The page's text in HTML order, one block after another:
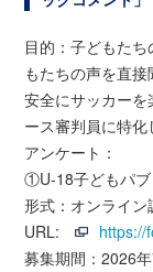
目的：子どもた
もたちの声を直
安全にサッカー
ース審判員に特化
アンケート：
①U-18子どもパブ
形式：オンライ
URL:
https://
募集期間：2026